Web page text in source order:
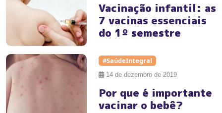
Vacinação infantil: as
7 vacinas essenciais
do 1º semestre
#SaúdeIntegral
14 de dezembro de 2019
Por que é importante
vacinar o bebê?